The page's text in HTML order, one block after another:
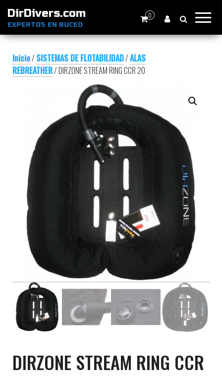
DirDivers.com
EXPERTOS EN BUCEO
0
Inicio/ SISTEMAS DE FLOTABILIDAD/ALAS
REBREATHER/ DIRZONE STREAM RING CCR 20
DIRZONE STREAM RING CCR